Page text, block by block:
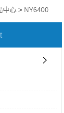
中心 > NY6400